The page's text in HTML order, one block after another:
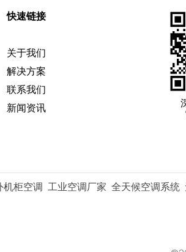
快速链接
关于我们
解决方案
联系我们
新闻资讯
柜空调 工业空调厂家 全天候空调系